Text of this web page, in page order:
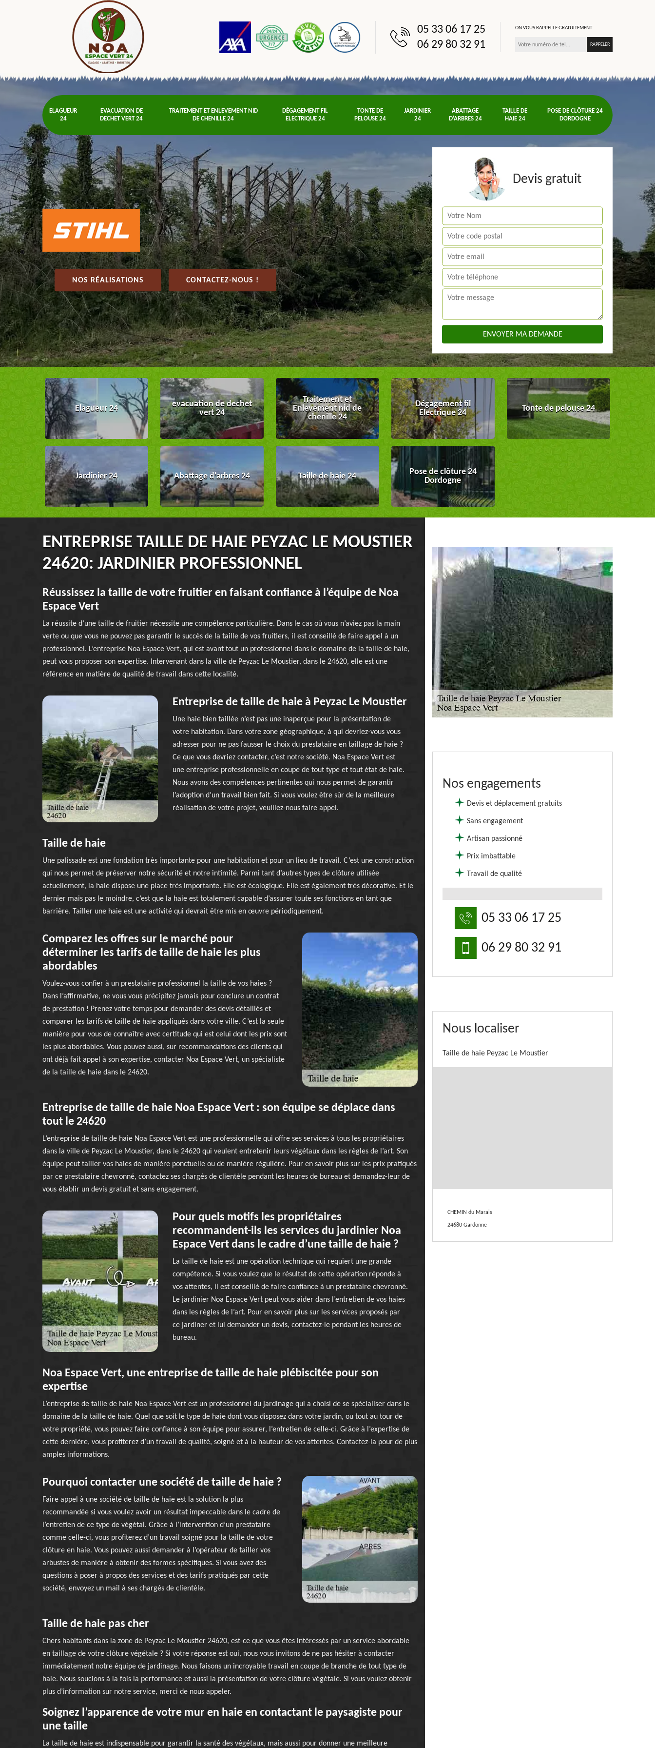
05 33 06 17 25
06 29 80 32 91
ON VOUS RAPPELLE GRATUITEMENT
ELAGUEUR
24
EVACUATION DE
DECHET VERT 24
TRAITEMENT ET ENLEVEMENT NID
DE CHENILLE 24
DÉGAGEMENT FIL
ELECTRIQUE 24
TONTE DE
PELOUSE 24
JARDINIER
24
ABATTAGE
D'ARBRES 24
TAILLE DE
HAIE 24
POSE DE CLÔTURE 24
DORDOGNE
NOS RÉALISATIONS CONTACTEZ-NOUS !
Devis gratuit
Elagueur 24
evacuation de dechet
vert 24
Traitement et
Enlevement nid de
chenille 24
Dégagement fil
Electrique 24
Tonte de pelouse 24
Jardinier 24 Abattage d'arbres 24 Taille de haie 24
Pose de clôture 24
Dordogne
ENTREPRISE TAILLE DE HAIE PEYZAC LE MOUSTIER
24620: JARDINIER PROFESSIONNEL
Réussissez la taille de votre fruitier en faisant confiance à l’équipe de Noa
Espace Vert
La réussite d’une taille de fruitier nécessite une compétence particulière. Dans le cas où vous n’aviez pas la main
verte ou que vous ne pouvez pas garantir le succès de la taille de vos fruitiers, il est conseillé de faire appel à un
professionnel. L’entreprise Noa Espace Vert, qui est avant tout un professionnel dans le domaine de la taille de haie,
peut vous proposer son expertise. Intervenant dans la ville de Peyzac Le Moustier, dans le 24620, elle est une
référence en matière de qualité de travail dans cette localité.
Entreprise de taille de haie à Peyzac Le Moustier
Une haie bien taillée n’est pas une inaperçue pour la présentation de
votre habitation. Dans votre zone géographique, à qui devriez-vous vous
adresser pour ne pas fausser le choix du prestataire en taillage de haie ?
Ce que vous devriez contacter, c’est notre société. Noa Espace Vert est
une entreprise professionnelle en coupe de tout type et tout état de haie.
Nous avons des compétences pertinentes qui nous permet de garantir
l’adoption d’un travail bien fait. Si vous voulez être sûr de la meilleure
réalisation de votre projet, veuillez-nous faire appel.
Taille de haie
Une palissade est une fondation très importante pour une habitation et pour un lieu de travail. C’est une construction
qui nous permet de préserver notre sécurité et notre intimité. Parmi tant d’autres types de clôture utilisée
actuellement, la haie dispose une place très importante. Elle est écologique. Elle est également très décorative. Et le
dernier mais pas le moindre, c’est que la haie est totalement capable d’assurer toute ses fonctions en tant que
barrière. Tailler une haie est une activité qui devrait être mis en œuvre périodiquement.
Comparez les offres sur le marché pour
déterminer les tarifs de taille de haie les plus
abordables
Voulez-vous confier à un prestataire professionnel la taille de vos haies ?
Dans l’affirmative, ne vous vous précipitez jamais pour conclure un contrat
de prestation ! Prenez votre temps pour demander des devis détaillés et
comparer les tarifs de taille de haie appliqués dans votre ville. C’est la seule
manière pour vous de connaître avec certitude qui est celui dont les prix sont
les plus abordables. Vous pouvez aussi, sur recommandations des clients qui
ont déjà fait appel à son expertise, contacter Noa Espace Vert, un spécialiste
de la taille de haie dans le 24620.
Entreprise de taille de haie Noa Espace Vert : son équipe se déplace dans
tout le 24620
L’entreprise de taille de haie Noa Espace Vert est une professionnelle qui offre ses services à tous les propriétaires
dans la ville de Peyzac Le Moustier, dans le 24620 qui veulent entretenir leurs végétaux dans les règles de l’art. Son
équipe peut tailler vos haies de manière ponctuelle ou de manière régulière. Pour en savoir plus sur les prix pratiqués
par ce prestataire chevronné, contactez ses chargés de clientèle pendant les heures de bureau et demandez-leur de
vous établir un devis gratuit et sans engagement.
Pour quels motifs les propriétaires
recommandent-ils les services du jardinier Noa
Espace Vert dans le cadre d’une taille de haie ?
La taille de haie est une opération technique qui requiert une grande
compétence. Si vous voulez que le résultat de cette opération réponde à
vos attentes, il est conseillé de faire confiance à un prestataire chevronné.
Le jardinier Noa Espace Vert peut vous aider dans l’entretien de vos haies
dans les règles de l’art. Pour en savoir plus sur les services proposés par
ce jardiner et lui demander un devis, contactez-le pendant les heures de
bureau.
Noa Espace Vert, une entreprise de taille de haie plébiscitée pour son
expertise
L’entreprise de taille de haie Noa Espace Vert est un professionnel du jardinage qui a choisi de se spécialiser dans le
domaine de la taille de haie. Quel que soit le type de haie dont vous disposez dans votre jardin, ou tout au tour de
votre propriété, vous pouvez faire confiance à son équipe pour assurer, l’entretien de celle-ci. Grâce à l’expertise de
cette dernière, vous profiterez d’un travail de qualité, soigné et à la hauteur de vos attentes. Contactez-la pour de plus
amples informations.
Pourquoi contacter une société de taille de haie ?
Faire appel à une société de taille de haie est la solution la plus
recommandée si vous voulez avoir un résultat impeccable dans le cadre de
l’entretien de ce type de végétal. Grâce à l’intervention d’un prestataire
comme celle-ci, vous profiterez d’un travail soigné pour la taille de votre
clôture en haie. Vous pouvez aussi demander à l’opérateur de tailler vos
arbustes de manière à obtenir des formes spécifiques. Si vous avez des
questions à poser à propos des services et des tarifs pratiqués par cette
société, envoyez un mail à ses chargés de clientèle.
Taille de haie pas cher
Chers habitants dans la zone de Peyzac Le Moustier 24620, est-ce que vous êtes intéressés par un service abordable
en taillage de votre clôture végétale ? Si votre réponse est oui, nous vous invitons de ne pas hésiter à contacter
immédiatement notre équipe de jardinage. Nous faisons un incroyable travail en coupe de branche de tout type de
haie. Nous soucions à la fois la performance et aussi la présentation de votre clôture végétale. Si vous voulez obtenir
plus d’information sur notre service, merci de nous appeler.
Soignez l’apparence de votre mur en haie en contactant le paysagiste pour
une taille
La taille de haie est indispensable pour garantir la santé des végétaux, mais aussi pour donner une meilleure
Nos engagements
Devis et déplacement gratuits
Sans engagement
Artisan passionné
Prix imbattable
Travail de qualité
05 33 06 17 25
06 29 80 32 91
Nous localiser
Taille de haie Peyzac Le Moustier
CHEMIN du Marais
24680 Gardonne